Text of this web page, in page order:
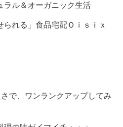
ラル＆オーガニック生活
られる」食品宅配Ｏｉｓｉｘ
で、ワンランクアップしてみ